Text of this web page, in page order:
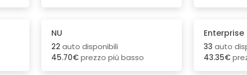
NU
22 auto disponibili
45.70€prezzo più basso
Enterprise
33 auto
43.35€